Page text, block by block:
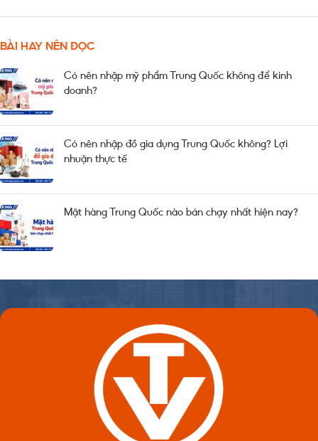
BÀI HAY NÊN ĐỌC
Có nên nhập mỹ phẩm Trung Quốc không để kinh
doanh?
Có nên nhập đồ gia dụng Trung Quốc không? Lợi
nhuận thực tế
Mặt hàng Trung Quốc nào bán chạy nhất hiện nay?